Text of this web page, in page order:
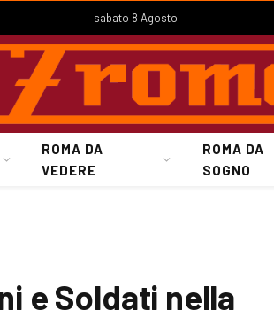
sabato 8 Agosto
ROMA DA
VEDERE
ROMA DA
SOGNO
e Soldati nella